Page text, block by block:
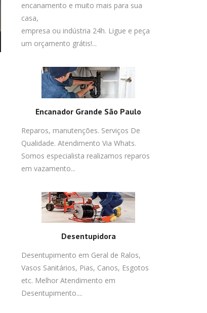
encanamento e muito mais para sua
casa,
empresa ou indústria 24h. Ligue e peça
um orçamento grátis!...
Encanador Grande São Paulo
Reparos, manutenções. Serviços De
Qualidade. Atendimento Via Whats.
Somos especialista realizamos reparos
em vazamento...
Desentupidora
Desentupimento em Geral de Ralos,
Vasos Sanitários, Pias, Canos, Esgotos
etc. Melhor Atendimento em
Desentupimento....